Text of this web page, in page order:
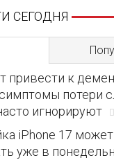
СЕГОДНЯ
привести к
потери
игнорируют
iPhone 17 может
уже в